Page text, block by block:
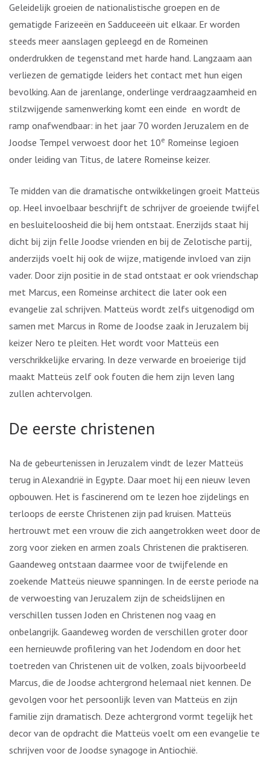
Geleidelijk groeien de nationalistische groepen en de
gematigde Farizeeën en Sadduceeën uit elkaar. Er worden
steeds meer aanslagen gepleegd en de Romeinen
onderdrukken de tegenstand met harde hand. Langzaam aan
verliezen de gematigde leiders het contact met hun eigen
bevolking. Aan de jarenlange, onderlinge verdraagzaamheid en
stilzwijgende samenwerking komt een einde en wordt de
ramp onafwendbaar: in het jaar 70 worden Jeruzalem en de
Joodse Tempel verwoest door het 10e Romeinse legioen
onder leiding van Titus, de latere Romeinse keizer.
Te midden van die dramatische ontwikkelingen groeit Matteüs
op. Heel invoelbaar beschrijft de schrijver de groeiende twijfel
en besluiteloosheid die bij hem ontstaat. Enerzijds staat hij
dicht bij zijn felle Joodse vrienden en bij de Zelotische partij,
anderzijds voelt hij ook de wijze, matigende invloed van zijn
vader. Door zijn positie in de stad ontstaat er ook vriendschap
met Marcus, een Romeinse architect die later ook een
evangelie zal schrijven. Matteüs wordt zelfs uitgenodigd om
samen met Marcus in Rome de Joodse zaak in Jeruzalem bij
keizer Nero te pleiten. Het wordt voor Matteüs een
verschrikkelijke ervaring. In deze verwarde en broeierige tijd
maakt Matteüs zelf ook fouten die hem zijn leven lang
zullen achtervolgen.
De eerste christenen
Na de gebeurtenissen in Jeruzalem vindt de lezer Matteüs
terug in Alexandrië in Egypte. Daar moet hij een nieuw leven
opbouwen. Het is fascinerend om te lezen hoe zijdelings en
terloops de eerste Christenen zijn pad kruisen. Matteüs
hertrouwt met een vrouw die zich aangetrokken weet door de
zorg voor zieken en armen zoals Christenen die praktiseren.
Gaandeweg ontstaan daarmee voor de twijfelende en
zoekende Matteüs nieuwe spanningen. In de eerste periode na
de verwoesting van Jeruzalem zijn de scheidslijnen en
verschillen tussen Joden en Christenen nog vaag en
onbelangrijk. Gaandeweg worden de verschillen groter door
een hernieuwde profilering van het Jodendom en door het
toetreden van Christenen uit de volken, zoals bijvoorbeeld
Marcus, die de Joodse achtergrond helemaal niet kennen. De
gevolgen voor het persoonlijk leven van Matteüs en zijn
familie zijn dramatisch. Deze achtergrond vormt tegelijk het
decor van de opdracht die Matteüs voelt om een evangelie te
schrijven voor de Joodse synagoge in Antiochië.